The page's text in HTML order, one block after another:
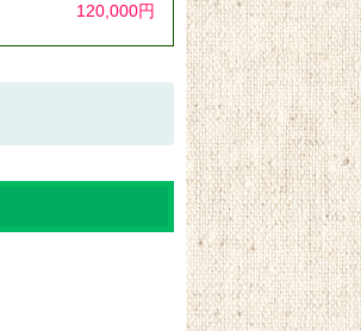
120,000円